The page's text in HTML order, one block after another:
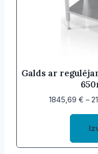
Galds ar
1845,69 € –